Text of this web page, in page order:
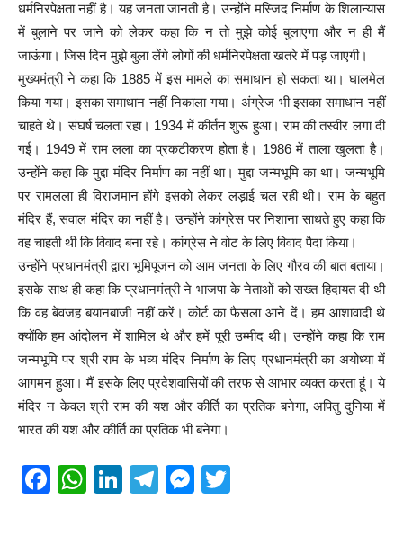
धर्मनिरपेक्षता नहीं है। यह जनता जानती है। उन्होंने मस्जिद निर्माण के शिलान्यास
में बुलाने पर जाने को लेकर कहा कि न तो मुझे कोई बुलाएगा और न ही मैं
जाऊंगा। जिस दिन मुझे बुला लेंगे लोगों की धर्मनिरपेक्षता खतरे में पड़ जाएगी।
मुख्यमंत्री ने कहा कि 1885 में इस मामले का समाधान हो सकता था। घालमेल
किया गया। इसका समाधान नहीं निकाला गया। अंग्रेज भी इसका समाधान नहीं
चाहते थे। संघर्ष चलता रहा। 1934 में कीर्तन शुरू हुआ। राम की तस्वीर लगा दी
गई। 1949 में राम लला का प्रकटीकरण होता है। 1986 में ताला खुलता है।
उन्होंने कहा कि मुद्दा मंदिर निर्माण का नहीं था। मुद्दा जन्मभूमि का था। जन्मभूमि
पर रामलला ही विराजमान होंगे इसको लेकर लड़ाई चल रही थी। राम के बहुत
मंदिर हैं, सवाल मंदिर का नहीं है। उन्होंने कांग्रेस पर निशाना साधते हुए कहा कि
वह चाहती थी कि विवाद बना रहे। कांग्रेस ने वोट के लिए विवाद पैदा किया।
उन्होंने प्रधानमंत्री द्वारा भूमिपूजन को आम जनता के लिए गौरव की बात बताया।
इसके साथ ही कहा कि प्रधानमंत्री ने भाजपा के नेताओं को सख्त हिदायत दी थी
कि वह बेवजह बयानबाजी नहीं करें। कोर्ट का फैसला आने दें। हम आशावादी थे
क्योंकि हम आंदोलन में शामिल थे और हमें पूरी उम्मीद थी। उन्होंने कहा कि राम
जन्मभूमि पर श्री राम के भव्य मंदिर निर्माण के लिए प्रधानमंत्री का अयोध्या में
आगमन हुआ। मैं इसके लिए प्रदेशवासियों की तरफ से आभार व्यक्त करता हूं। ये
मंदिर न केवल श्री राम की यश और कीर्ति का प्रतिक बनेगा, अपितु दुनिया में
भारत की यश और कीर्ति का प्रतिक भी बनेगा।
F
W
Li
T
M